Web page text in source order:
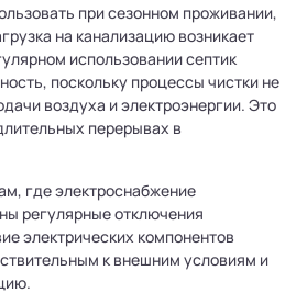
при сезонном проживании,
на канализацию возникает
использовании септик
поскольку процессы чистки не
воздуха и электроэнергии. Это
перерывах в
где электроснабжение
регулярные отключения
электрических компонентов
к внешним условиям и